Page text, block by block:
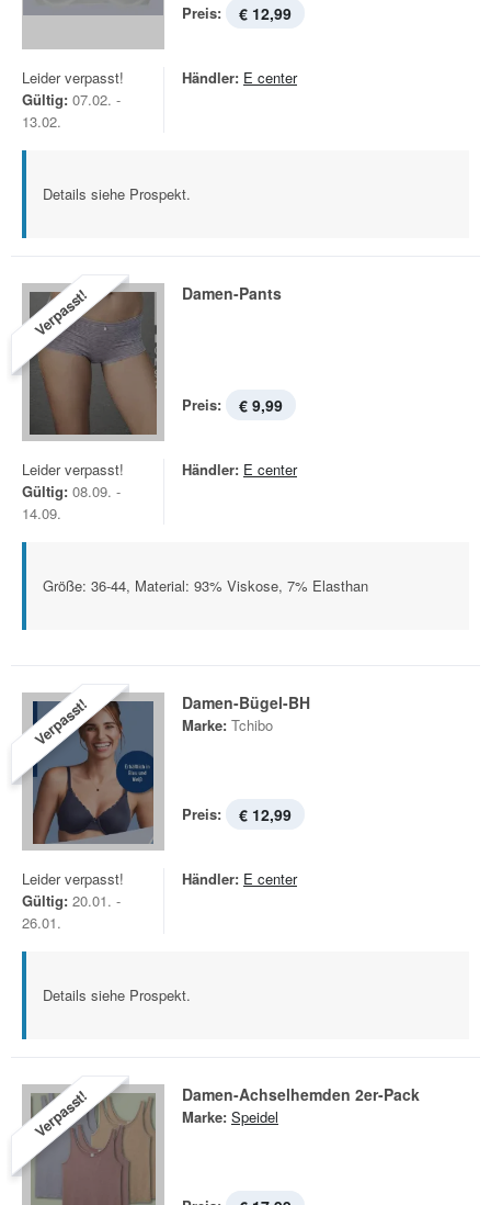
Preis: € 12,99
Leider verpasst!
Gültig: 07.02. -
13.02.
Händler: E center
Details siehe Prospekt.
Verpasst! Damen-Pants
Preis: € 9,99
Leider verpasst!
Gültig: 08.09. -
14.09.
Händler: E center
Größe: 36-44, Material: 93% Viskose, 7% Elasthan
Verpasst! Damen-Bügel-BH
Marke: Tchibo
Preis: € 12,99
Leider verpasst!
Gültig: 20.01. -
26.01.
Händler: E center
Details siehe Prospekt.
Verpasst! Damen-Achselhemden 2er-Pack
Marke: Speidel